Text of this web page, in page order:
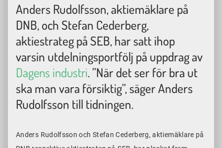
Anders Rudolfsson, aktiemäklare på
DNB, och Stefan Cederberg,
aktiestrateg på SEB, har satt ihop
varsin utdelningsportfölj på uppdrag av
Dagens industri. ”När det ser för bra ut
ska man vara försiktig”, säger Anders
Rudolfsson till tidningen.
Anders Rudolfsson och Stefan Cederberg, aktiemäklare på